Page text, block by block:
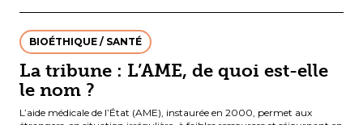
BIOÉTHIQUE / SANTÉ
La tribune : L’AME, de quoi est-elle
le nom ?
L’aide médicale de l’État (AME), instaurée en 2000, permet aux